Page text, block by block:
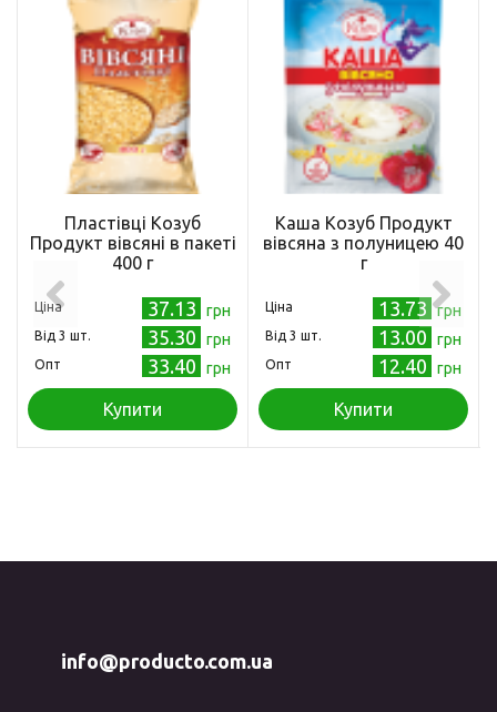
Пластівці Козуб
Продукт вівсяні в пакеті
400 г
Ціна 37.13 грн
Від 3 шт. 35.30 грн
Опт 33.40 грн
Купити
Каша Козуб Продукт
вівсяна з полуницею 40
г
Ціна 13.73 грн
Від 3 шт. 13.00 грн
Опт 12.40 грн
Купити
info@producto.com.ua